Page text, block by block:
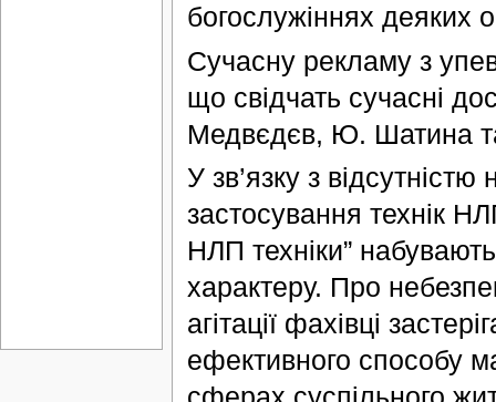
богослужіннях деяких
Сучасну рекламу з
що свідчать сучасні
Медвєдєв, Ю. Шатина
У зв’язку з
застосування технік
НЛП техніки”
характеру. Про
агітації фахівці
ефективного способу